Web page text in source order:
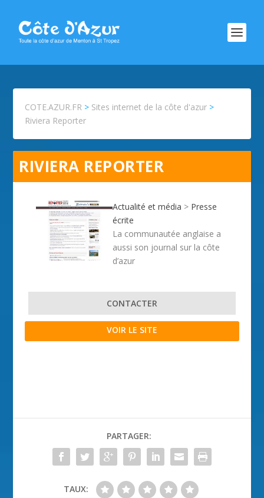
COTE.AZUR.FR > Sites internet de la côte d'azur >
Riviera Reporter
RIVIERA REPORTER
Actualité et média > Presse
écrite
La communautée anglaise a
aussi son journal sur la côte
d’azur
CONTACTER
VOIR LE SITE
PARTAGER:
TAUX: